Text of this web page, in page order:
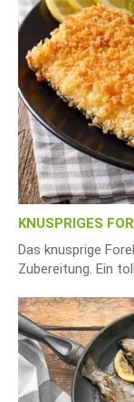
KNUSPRIGES
Das knusprige
Zubereitung. Ein